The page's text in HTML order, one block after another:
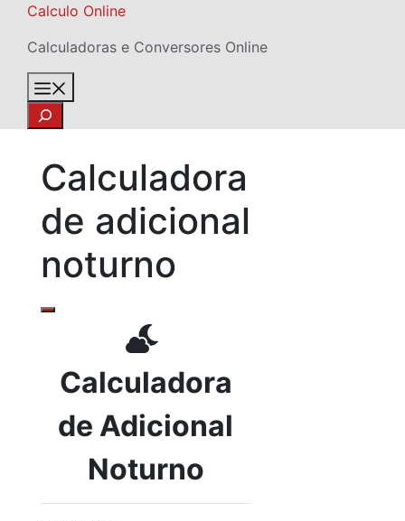
Skip
content
Calculo Online
Calculadoras e Conversores Online
Search
Calculadora
de adicional
noturno
Calculadora
de Adicional
Noturno